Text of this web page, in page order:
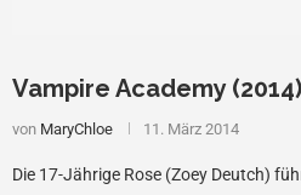
Vampire Academy
von MaryChloe 11. März 2014
Die 17-Jährige Rose (Zoey Deutch)